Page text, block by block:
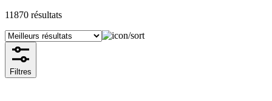
11870 résultats
Filtres